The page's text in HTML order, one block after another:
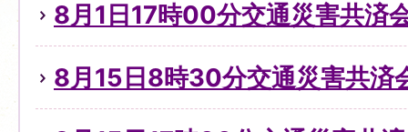
8月1日17時00分交通災害共済
8月15日8時30分交通災害共済